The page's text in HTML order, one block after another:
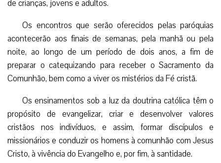
de crianças, jovens e adultos.
Os encontros que serão oferecidos pelas paróquias
acontecerão aos finais de semanas, pela manhã ou pela
noite, ao longo de um período de dois anos, a fim de
preparar o catequizando para receber o Sacramento da
Comunhão, bem como a viver os mistérios da Fé cristã.
Os ensinamentos sob a luz da doutrina católica têm o
propósito de evangelizar, criar e desenvolver valores
cristãos nos indivíduos, e assim, formar discípulos e
missionários e conduzir os homens à comunhão com Jesus
Cristo, à vivência do Evangelho e, por fim, à santidade.